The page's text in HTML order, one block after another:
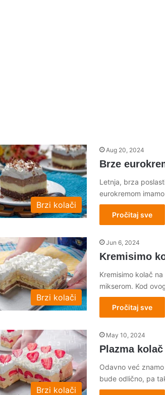
Brzi kolači
Aug 20, 2024
Brze
Letnja, brza
eurokremom
Pročitaj sve
Brzi kolači
Jun 6, 2024
Kremisimo
Kremisimo kolač
mikserom. Kod
Pročitaj sve
Brzi kolači
May 10, 2024
Plazma
Odavno već
bude odlično, pa